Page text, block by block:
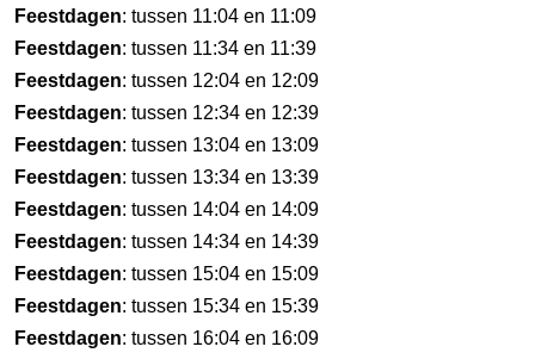
Feestdagen: tussen 11:04 en 11:09
Feestdagen: tussen 11:34 en 11:39
Feestdagen: tussen 12:04 en 12:09
Feestdagen: tussen 12:34 en 12:39
Feestdagen: tussen 13:04 en 13:09
Feestdagen: tussen 13:34 en 13:39
Feestdagen: tussen 14:04 en 14:09
Feestdagen: tussen 14:34 en 14:39
Feestdagen: tussen 15:04 en 15:09
Feestdagen: tussen 15:34 en 15:39
Feestdagen: tussen 16:04 en 16:09